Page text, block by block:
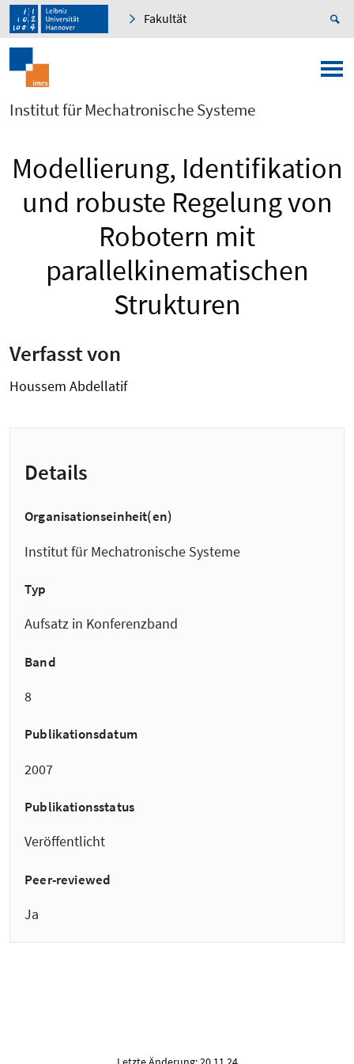
Fakultät
Institut für Mechatronische Systeme
Modellierung, Identifikation
und robuste Regelung von
Robotern mit
parallelkinematischen
Strukturen
Verfasst von
Houssem Abdellatif
Details
Organisationseinheit(en)
Institut für Mechatronische Systeme
Typ
Aufsatz in Konferenzband
Band
8
Publikationsdatum
2007
Publikationsstatus
Veröffentlicht
Peer-reviewed
Ja